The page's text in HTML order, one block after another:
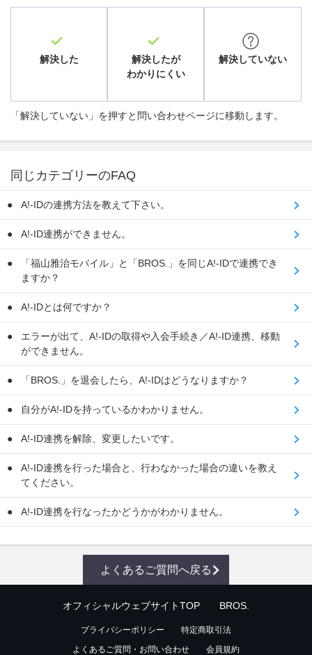
解決した
解決したが
わかりにくい
解決していない
「解決していない」を押すと問い合わせページに移動します。
同じカテゴリーのFAQ
A!-IDの連携方法を教えて下さい。
A!-ID連携ができません。
「福山雅治モバイル」と「BROS.」を同じA!-IDで連携でき
ますか？
A!-IDとは何ですか？
エラーが出て、A!-IDの取得や入会手続き／A!-ID連携、移動
ができません。
「BROS.」を退会したら、A!-IDはどうなりますか？
自分がA!-IDを持っているかわかりません。
A!-ID連携を解除、変更したいです。
A!-ID連携を行った場合と、行わなかった場合の違いを教え
てください。
A!-ID連携を行なったかどうかがわかりません。
よくあるご質問へ戻る
オフィシャルウェブサイトTOP BROS.
プライバシーポリシー
特定商取引法
よくあるご質問・お問い合わせ
会員規約